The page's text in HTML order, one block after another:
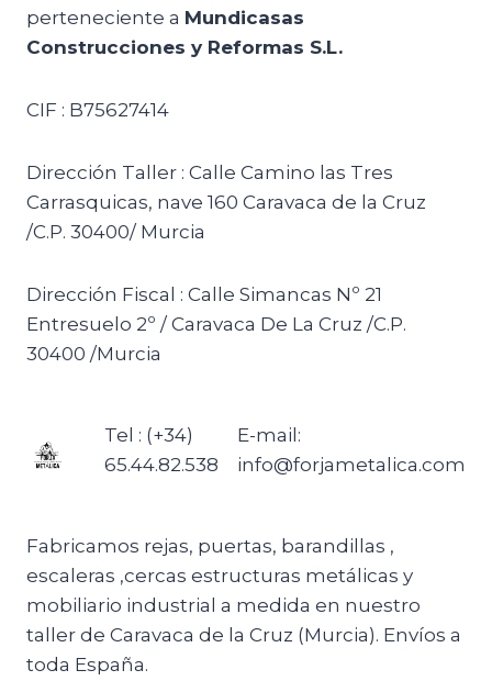
perteneciente a Mundicasas
Construcciones y Reformas S.L.
CIF : B75627414
Dirección Taller : Calle Camino las Tres
Carrasquicas, nave 160 Caravaca de la Cruz
/C.P. 30400/ Murcia
Dirección Fiscal : Calle Simancas Nº 21
Entresuelo 2º / Caravaca De La Cruz /C.P.
30400 /Murcia
Tel : (+34)
65.44.82.538
E-mail:
info@forjametalica.com
Fabricamos rejas, puertas, barandillas ,
escaleras ,cercas estructuras metálicas y
mobiliario industrial a medida en nuestro
taller de Caravaca de la Cruz (Murcia). Envíos a
toda España.